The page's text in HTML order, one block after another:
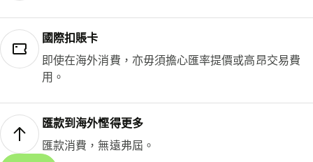
國際扣賬卡
即使在海外消費，亦毋須擔心匯率提價或高昂交易費
用。
匯款到海外慳得更多
匯款消費，無遠弗屆。